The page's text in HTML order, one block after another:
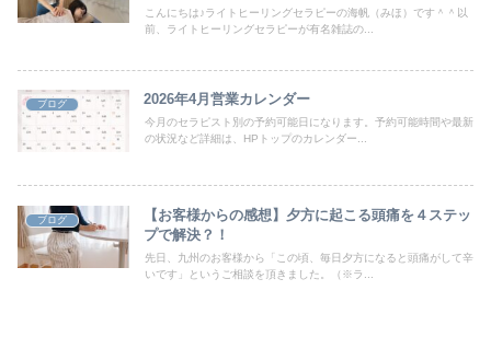
こんにちは♪ライトヒーリングセラピーの海帆（みほ）です＾＾以
前、ライトヒーリングセラピーが有名雑誌の...
ブログ 2026年4月営業カレンダー
今月のセラピスト別の予約可能日になります。予約可能時間や最新
の状況など詳細は、HPトップのカレンダー...
ブログ
【お客様からの感想】夕方に起こる頭痛を４ステッ
プで解決？！
先日、九州のお客様から「この頃、毎日夕方になると頭痛がして辛
いです」というご相談を頂きました。（※ラ...